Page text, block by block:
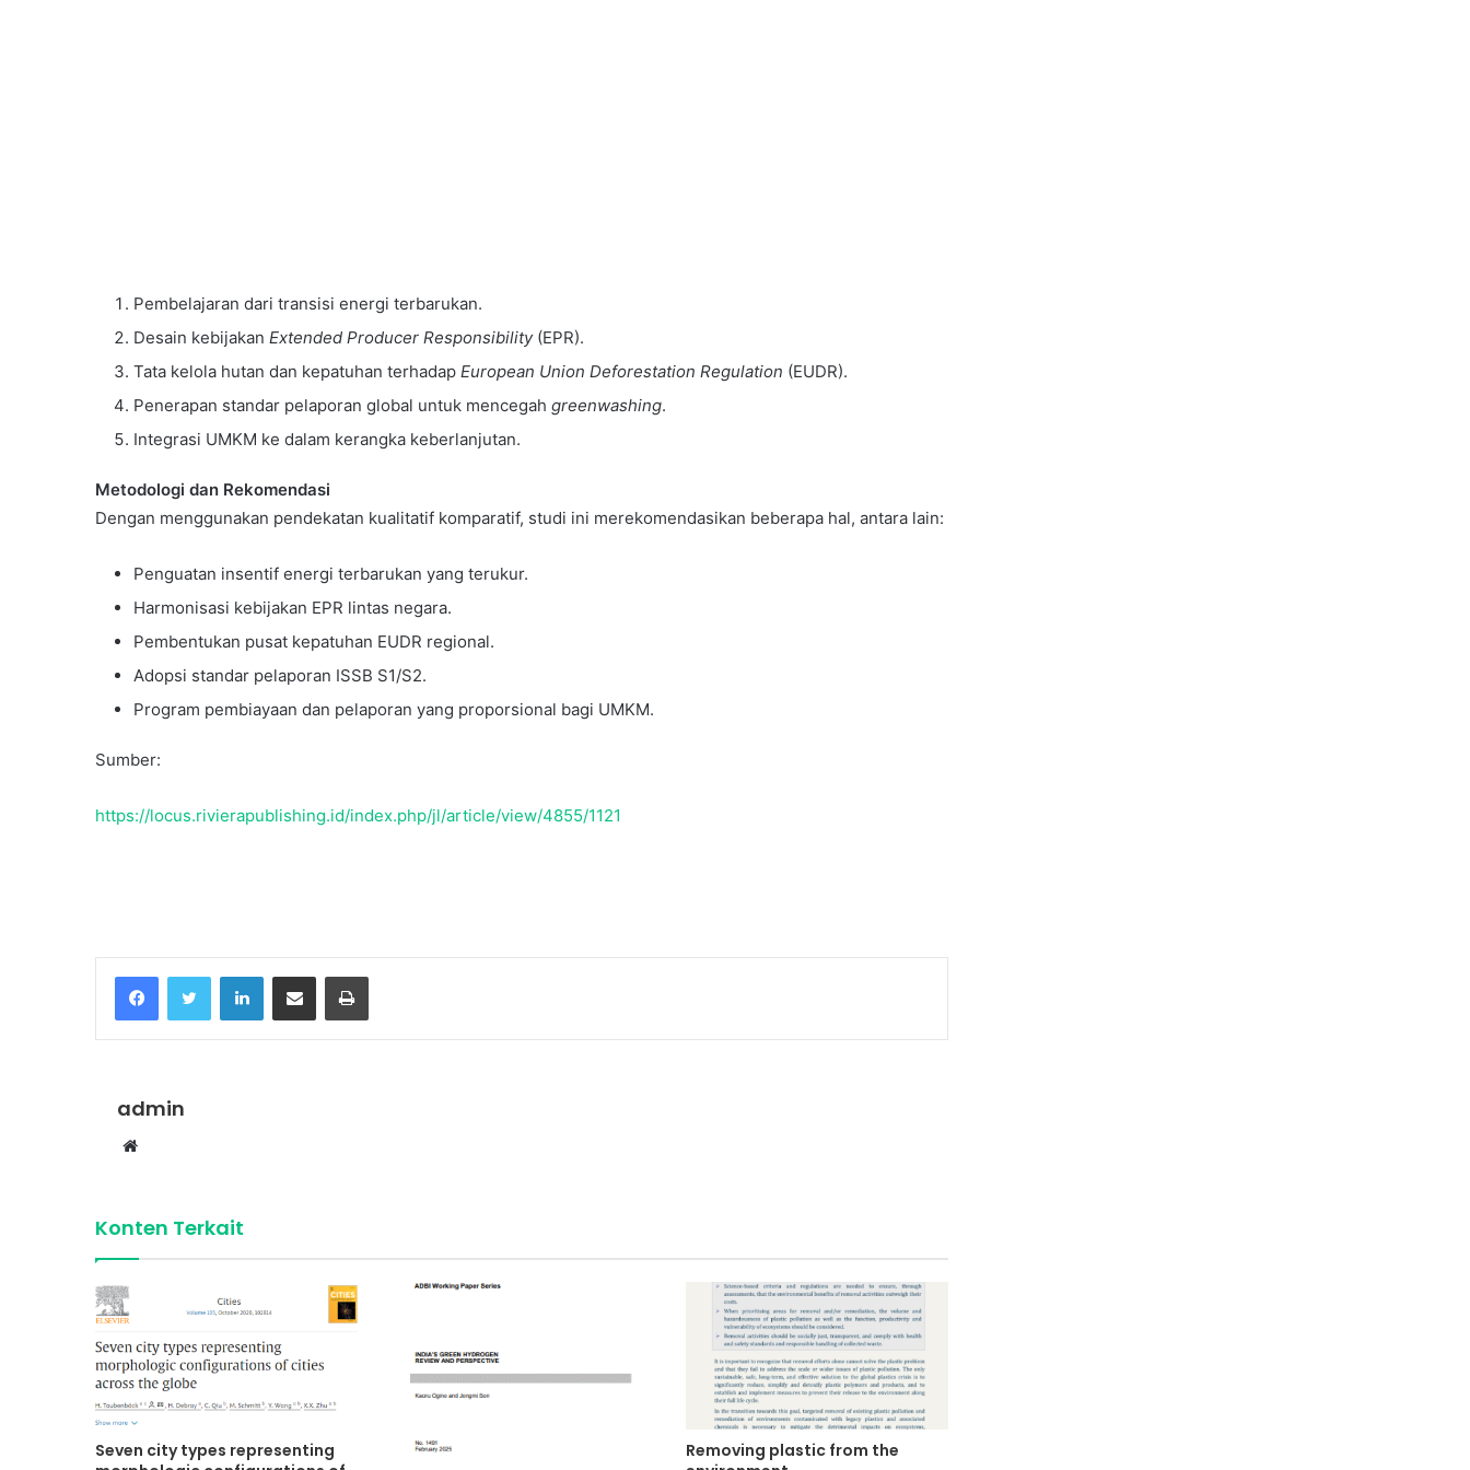
Pembelajaran dari transisi energi terbarukan.
Desain kebijakan Extended Producer Responsibility(EPR).
Tata kelola hutan dan kepatuhan terhadap European Union Deforestation Regulation (EUDR).
Penerapan standar pelaporan global untuk mencegah greenwashing.
Integrasi UMKM ke dalam kerangka keberlanjutan.
Metodologi dan Rekomendasi
Dengan menggunakan pendekatan kualitatif komparatif, studi ini merekomendasikan beberapa hal, antara lain:
Penguatan insentif energi terbarukan yang terukur.
Harmonisasi kebijakan EPR lintas negara.
Pembentukan pusat kepatuhan EUDR regional.
Adopsi standar pelaporan ISSB S1/S2.
Program pembiayaan dan pelaporan yang proporsional bagi UMKM.
Sumber:
https://locus.rivierapublishing.id/index.php/jl/article/view/4855/1121
FacebookTwitter LinkedInShare via Email Print
admin
Website
Konten Terkait
Seven city types representing
Removing plastic from the